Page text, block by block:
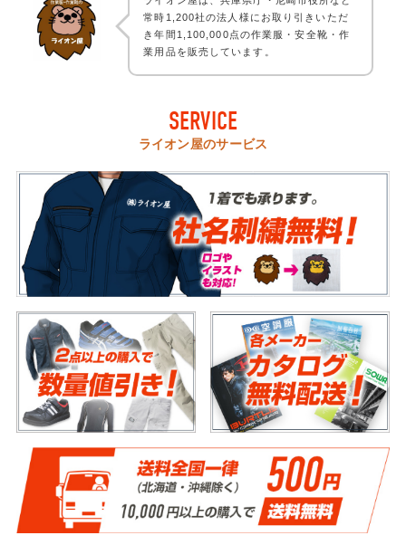
常時1,200社の法人様にお取り引きいただ
き年間1,100,000点の作業服・安全靴・作
業用品を販売しています。
SERVICE
ライオン屋のサービス